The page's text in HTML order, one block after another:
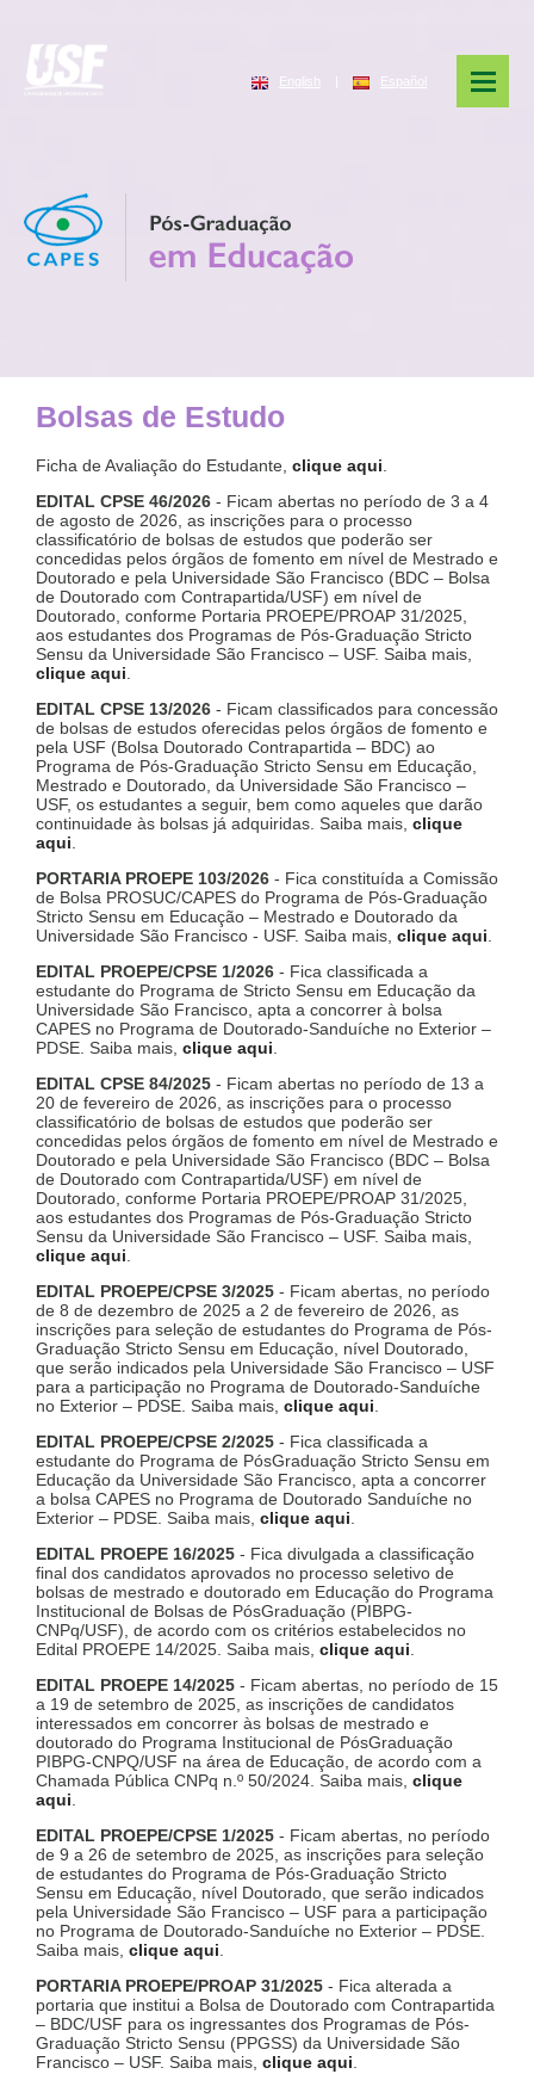
English | Español
Bolsas de Estudo
Ficha de Avaliação do Estudante, clique aqui.
EDITAL CPSE 46/2026 - Ficam abertas no período de 3 a 4
de agosto de 2026, as inscrições para o processo
classificatório de bolsas de estudos que poderão ser
concedidas pelos órgãos de fomento em nível de Mestrado e
Doutorado e pela Universidade São Francisco (BDC – Bolsa
de Doutorado com Contrapartida/USF) em nível de
Doutorado, conforme Portaria PROEPE/PROAP 31/2025,
aos estudantes dos Programas de Pós-Graduação Stricto
Sensu da Universidade São Francisco – USF. Saiba mais,
clique aqui.
EDITAL CPSE 13/2026 - Ficam classificados para concessão
de bolsas de estudos oferecidas pelos órgãos de fomento e
pela USF (Bolsa Doutorado Contrapartida – BDC) ao
Programa de Pós-Graduação Stricto Sensu em Educação,
Mestrado e Doutorado, da Universidade São Francisco –
USF, os estudantes a seguir, bem como aqueles que darão
continuidade às bolsas já adquiridas. Saiba mais, clique
aqui.
PORTARIA PROEPE 103/2026 - Fica constituída a Comissão
de Bolsa PROSUC/CAPES do Programa de Pós-Graduação
Stricto Sensu em Educação – Mestrado e Doutorado da
Universidade São Francisco - USF. Saiba mais, clique aqui.
EDITAL PROEPE/CPSE 1/2026 - Fica classificada a
estudante do Programa de Stricto Sensu em Educação da
Universidade São Francisco, apta a concorrer à bolsa
CAPES no Programa de Doutorado-Sanduíche no Exterior –
PDSE. Saiba mais, clique aqui.
EDITAL CPSE 84/2025 - Ficam abertas no período de 13 a
20 de fevereiro de 2026, as inscrições para o processo
classificatório de bolsas de estudos que poderão ser
concedidas pelos órgãos de fomento em nível de Mestrado e
Doutorado e pela Universidade São Francisco (BDC – Bolsa
de Doutorado com Contrapartida/USF) em nível de
Doutorado, conforme Portaria PROEPE/PROAP 31/2025,
aos estudantes dos Programas de Pós-Graduação Stricto
Sensu da Universidade São Francisco – USF. Saiba mais,
clique aqui.
EDITAL PROEPE/CPSE 3/2025 - Ficam abertas, no período
de 8 de dezembro de 2025 a 2 de fevereiro de 2026, as
inscrições para seleção de estudantes do Programa de Pós-
Graduação Stricto Sensu em Educação, nível Doutorado,
que serão indicados pela Universidade São Francisco – USF
para a participação no Programa de Doutorado-Sanduíche
no Exterior – PDSE. Saiba mais, clique aqui.
EDITAL PROEPE/CPSE 2/2025 - Fica classificada a
estudante do Programa de PósGraduação Stricto Sensu em
Educação da Universidade São Francisco, apta a concorrer
a bolsa CAPES no Programa de Doutorado Sanduíche no
Exterior – PDSE. Saiba mais, clique aqui.
EDITAL PROEPE 16/2025 - Fica divulgada a classificação
final dos candidatos aprovados no processo seletivo de
bolsas de mestrado e doutorado em Educação do Programa
Institucional de Bolsas de PósGraduação (PIBPG-
CNPq/USF), de acordo com os critérios estabelecidos no
Edital PROEPE 14/2025. Saiba mais, clique aqui.
EDITAL PROEPE 14/2025 - Ficam abertas, no período de 15
a 19 de setembro de 2025, as inscrições de candidatos
interessados em concorrer às bolsas de mestrado e
doutorado do Programa Institucional de PósGraduação
PIBPG-CNPQ/USF na área de Educação, de acordo com a
Chamada Pública CNPq n.º 50/2024. Saiba mais, clique
aqui.
EDITAL PROEPE/CPSE 1/2025 - Ficam abertas, no período
de 9 a 26 de setembro de 2025, as inscrições para seleção
de estudantes do Programa de Pós-Graduação Stricto
Sensu em Educação, nível Doutorado, que serão indicados
pela Universidade São Francisco – USF para a participação
no Programa de Doutorado-Sanduíche no Exterior – PDSE.
Saiba mais, clique aqui.
PORTARIA PROEPE/PROAP 31/2025 - Fica alterada a
portaria que institui a Bolsa de Doutorado com Contrapartida
– BDC/USF para os ingressantes dos Programas de Pós-
Graduação Stricto Sensu (PPGSS) da Universidade São
Francisco – USF. Saiba mais, clique aqui.